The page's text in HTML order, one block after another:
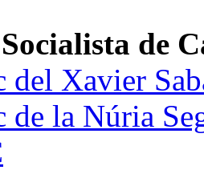
de
del Xavier
de la Núria